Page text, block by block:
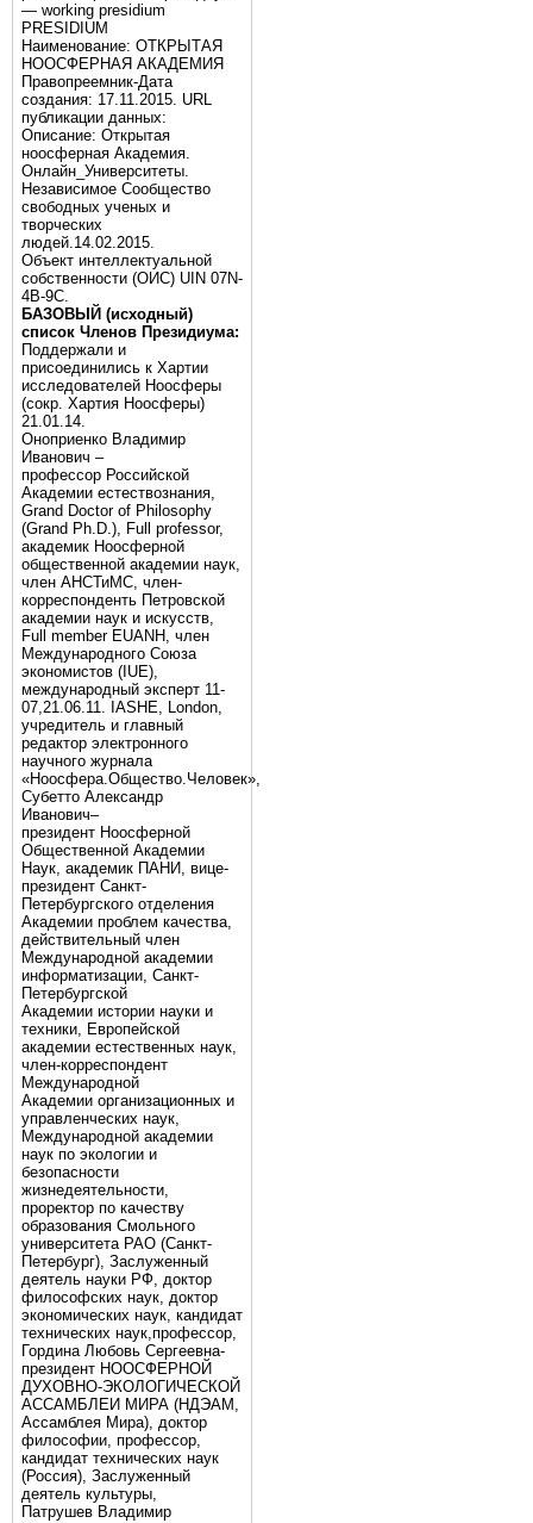
— working presidium
PRESIDIUM
Наименование: ОТКРЫТАЯ
НООСФЕРНАЯ АКАДЕМИЯ
Правопреемник-Дата
создания: 17.11.2015. URL
публикации данных:
Описание: Открытая
ноосферная Академия.
Онлайн_Университеты.
Независимое Сообщество
свободных ученых и
творческих
людей.14.02.2015.
Объект интеллектуальной
собственности (ОИС) UIN 07N-
4B-9C.
БАЗОВЫЙ (исходный)
список Членов Президиума:
Поддержали и
присоединились к Хартии
исследователей Ноосферы
(сокр. Хартия Ноосферы)
21.01.14.
Оноприенко Владимир
Иванович –
профессор Российской
Академии естествознания,
Grand Doctor of Philosophy
(Grand Ph.D.), Full professor,
академик Ноосферной
общественной академии наук,
член АНСТиМС, член-
корреспонденть Петровской
академии наук и искусств,
Full member EUANH, член
Международного Союза
экономистов (IUE),
международный эксперт 11-
07,21.06.11. IASHE, London,
учредитель и главный
редактор электронного
научного журнала
«Ноосфера.Общество.Человек»,
Субетто Александр
Иванович–
президент Ноосферной
Общественной Академии
Наук, академик ПАНИ, вице-
президент Санкт-
Петербургского отделения
Академии проблем качества,
действительный член
Международной академии
информатизации, Санкт-
Петербургской
Академии истории науки и
техники, Европейской
академии естественных наук,
член-корреспондент
Международной
Академии организационных и
управленческих наук,
Международной академии
наук по экологии и
безопасности
жизнедеятельности,
проректор по качеству
образования Смольного
университета РАО (Санкт-
Петербург), Заслуженный
деятель науки РФ, доктор
философских наук, доктор
экономических наук, кандидат
технических наук,профессор,
Гордина Любовь Сергеевна-
президент НООСФЕРНОЙ
ДУХОВНО-ЭКОЛОГИЧЕСКОЙ
АССАМБЛЕИ МИРА (НДЭАМ,
Ассамблея Мира), доктор
философии, профессор,
кандидат технических наук
(Россия), Заслуженный
деятель культуры,
Патрушев Владимир